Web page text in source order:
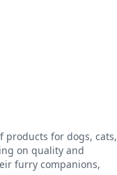
products for dogs, cats,
on quality and
furry companions,